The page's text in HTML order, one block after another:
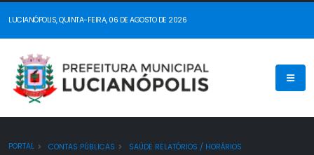
LUCIANÓPOLIS, QUINTA-FEIRA, 06 DE AGOSTO DE 2026
PORTAL CONTAS PÚBLICAS
SAÚDE RELATÓRIOS / HORÁRIOS